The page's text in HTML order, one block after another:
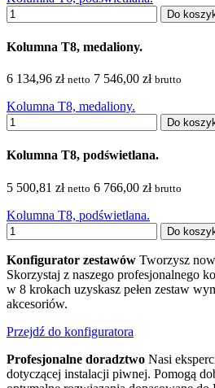
Do
Kolumna T8, medaliony.
6 134,96 zł netto 7 546,00 zł brutto
Kolumna T8, medaliony.
Do
Kolumna T8, podświetlana.
5 500,81 zł netto 6 766,00 zł brutto
Kolumna T8, podświetlana.
Do
Konfigurator zestawów Tworzysz
Skorzystaj z naszego profesjonalnego
w 8 krokach uzyskasz pełen zestaw
akcesoriów.
Przejdź do konfiguratora
Profesjonalne doradztwo Nasi
dotyczącej instalacji piwnej. Pomogą